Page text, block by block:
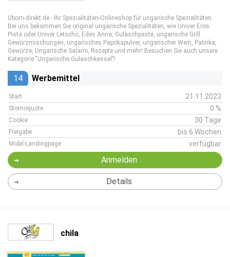
Uborn-direkt.de - Ihr Spezialitäten-Onlineshop für ungarische Spezialitäten.
Bei uns bekommen Sie original ungarische Spezialitäten, wie Univer Erös
Pista oder Univer Letscho, Edes Anna, Gulaschpaste, ungarische Grill
Gewürzmischungen, ungarisches Paprikapulver, ungarischer Wein, Palinka,
Gewürze, Ungarische Salami, Rezepte und mehr! Besuchen Sie auch unsere
Kategorie "Ungarische Gulaschkessel"!
14 Werbemittel
Start 21.11.2023
Stornoquote 0 %
Cookie 30 Tage
Freigabe bis 6 Wochen
Mobil-Landingpage verfügbar
Anmelden
Details
chila